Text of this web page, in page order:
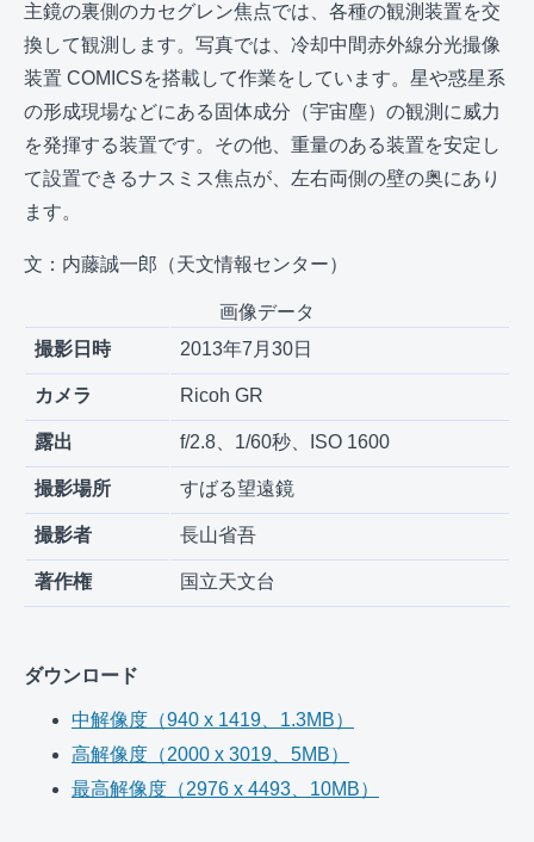
主鏡の裏側のカセグレン焦点では、各種の観測装置を交
換して観測します。写真では、冷却中間赤外線分光撮像
装置 COMICSを搭載して作業をしています。星や惑星系
の形成現場などにある固体成分（宇宙塵）の観測に威力
を発揮する装置です。その他、重量のある装置を安定し
て設置できるナスミス焦点が、左右両側の壁の奥にあり
ます。
文：内藤誠一郎（天文情報センター）
撮影日時 2013年7月30日
カメラ Ricoh GR
露出 f/2.8、1/60秒、ISO 1600
撮影場所 すばる望遠鏡
撮影者 長山省吾
著作権 国立天文台
画像データ
ダウンロード
中解像度（940 x 1419、1.3MB）
高解像度（2000 x 3019、5MB）
最高解像度（2976 x 4493、10MB）